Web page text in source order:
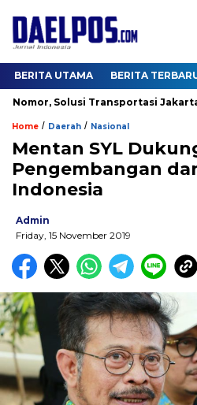
BERITA UTAMA BERITA
Solusi Transportasi Jakarta,
Home / Daerah / Nasional
Mentan SYL
Pengembangan
Indonesia
Admin
Friday, 15 November 2019